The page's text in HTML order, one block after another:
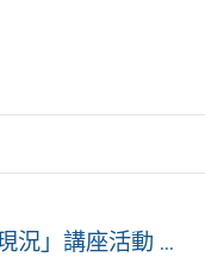
況」講座活動 ...